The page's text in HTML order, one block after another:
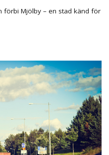
förbi Mjölby – en stad känd för